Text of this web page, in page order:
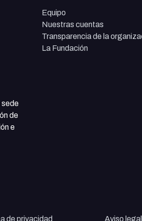
Equipo
Nuestras cuentas
Transparencia de la
La Fundación
sede
de
e
de privacidad Aviso legal